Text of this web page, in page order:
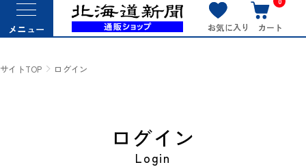
メニュー お気に入り カート
サイトTOP ログイン
ログイン
Login